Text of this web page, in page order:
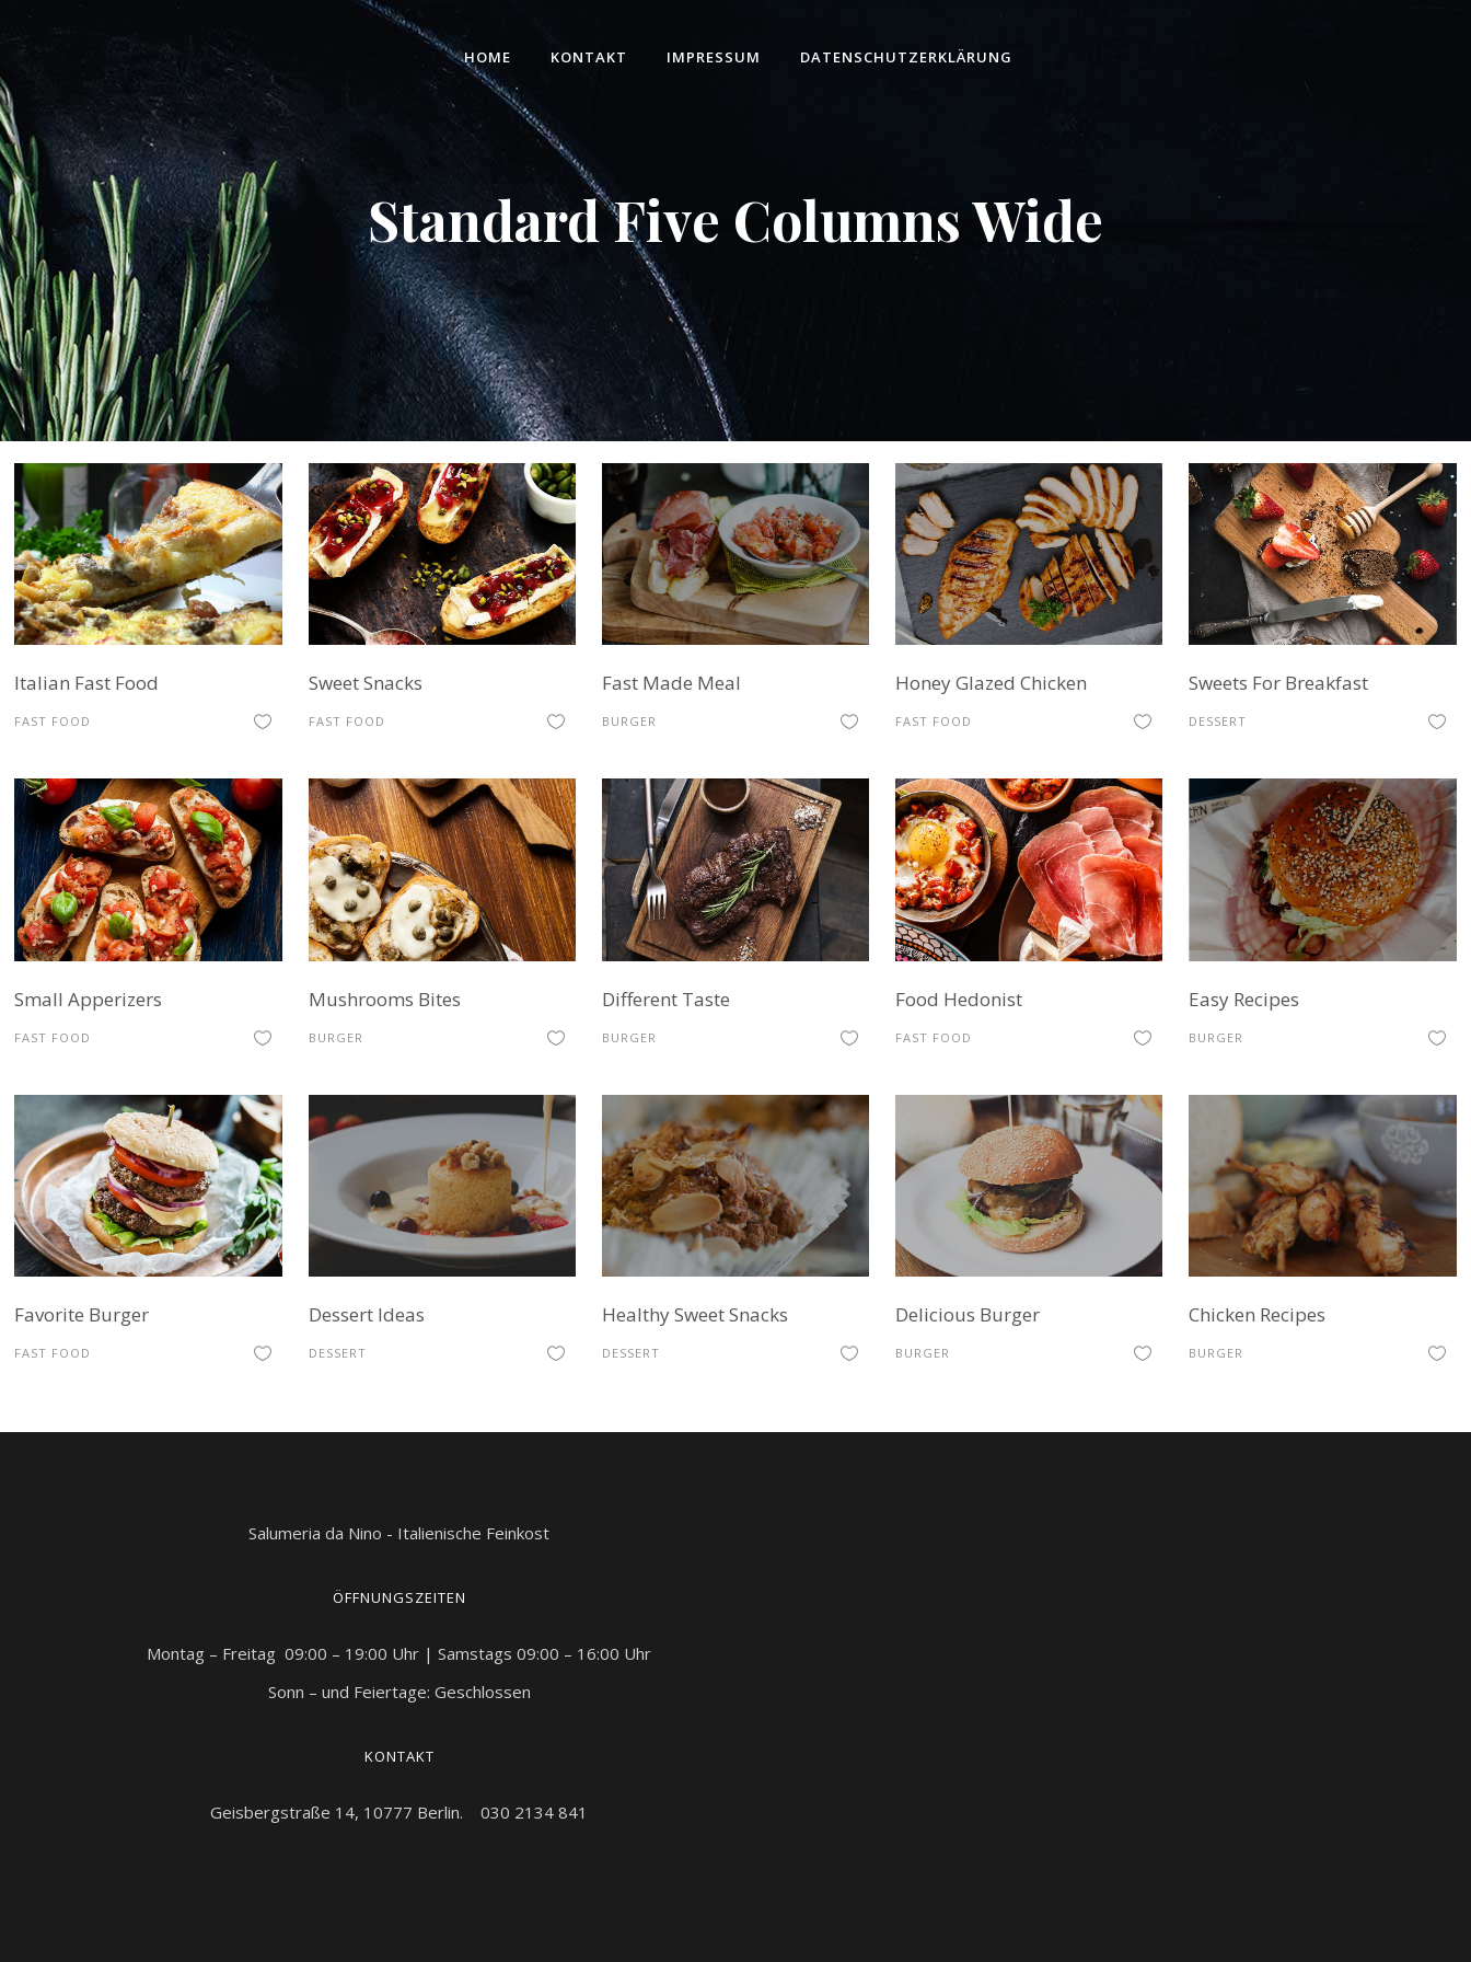
HOME KONTAKT IMPRESSUM DATENSCHUTZERKLÄRUNG
Standard Five Columns Wide
Italian Fast Food
FAST FOOD
Sweet Snacks
FAST FOOD
Fast Made Meal
BURGER
Honey Glazed Chicken
FAST FOOD
Sweets For Breakfast
DESSERT
Small Apperizers
FAST FOOD
Mushrooms Bites
BURGER
Different Taste
BURGER
Food Hedonist
FAST FOOD
Easy Recipes
BURGER
Favorite Burger
FAST FOOD
Dessert Ideas
DESSERT
Healthy Sweet Snacks
DESSERT
Delicious Burger
BURGER
Chicken Recipes
BURGER
Salumeria da Nino - Italienische Feinkost
ÖFFNUNGSZEITEN
Montag – Freitag 09:00 – 19:00 Uhr | Samstags 09:00 – 16:00 Uhr
Sonn – und Feiertage: Geschlossen
KONTAKT
Geisbergstraße 14, 10777 Berlin. 030 2134 841